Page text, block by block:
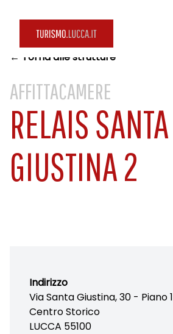
← Torna alle strutture
AFFITTACAMERE
RELAIS SANTA
GIUSTINA 2
Indirizzo
Via Santa Giustina, 30 - Piano 1
Centro Storico
LUCCA 55100